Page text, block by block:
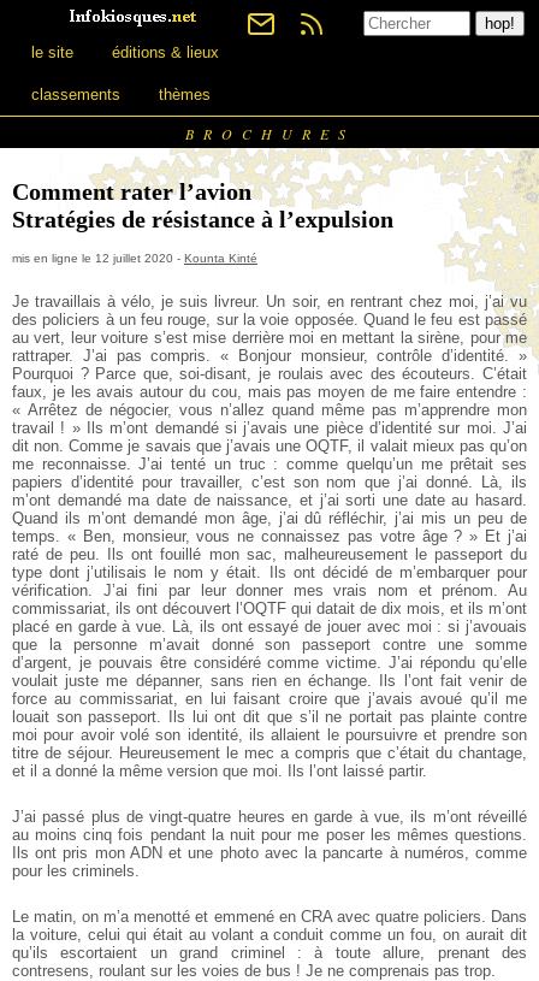
le site éditions & lieux
classements thèmes
BROCHURES
Comment rater l’avion
Stratégies de résistance à l’expulsion
mis en ligne le 12 juillet 2020 - Kounta Kinté
Je travaillais à vélo, je suis livreur. Un soir, en rentrant chez moi, j’ai vu
des policiers à un feu rouge, sur la voie opposée. Quand le feu est passé
au vert, leur voiture s’est mise derrière moi en mettant la sirène, pour me
rattraper. J’ai pas compris. « Bonjour monsieur, contrôle d’identité. »
Pourquoi ? Parce que, soi-disant, je roulais avec des écouteurs. C’était
faux, je les avais autour du cou, mais pas moyen de me faire entendre :
« Arrêtez de négocier, vous n’allez quand même pas m’apprendre mon
travail ! » Ils m’ont demandé si j’avais une pièce d’identité sur moi. J’ai
dit non. Comme je savais que j’avais une OQTF, il valait mieux pas qu’on
me reconnaisse. J’ai tenté un truc : comme quelqu’un me prêtait ses
papiers d’identité pour travailler, c’est son nom que j’ai donné. Là, ils
m’ont demandé ma date de naissance, et j’ai sorti une date au hasard.
Quand ils m’ont demandé mon âge, j’ai dû réfléchir, j’ai mis un peu de
temps. « Ben, monsieur, vous ne connaissez pas votre âge ? » Et j’ai
raté de peu. Ils ont fouillé mon sac, malheureusement le passeport du
type dont j’utilisais le nom y était. Ils ont décidé de m’embarquer pour
vérification. J’ai fini par leur donner mes vrais nom et prénom. Au
commissariat, ils ont découvert l’OQTF qui datait de dix mois, et ils m’ont
placé en garde à vue. Là, ils ont essayé de jouer avec moi : si j’avouais
que la personne m’avait donné son passeport contre une somme
d’argent, je pouvais être considéré comme victime. J’ai répondu qu’elle
voulait juste me dépanner, sans rien en échange. Ils l’ont fait venir de
force au commissariat, en lui faisant croire que j’avais avoué qu’il me
louait son passeport. Ils lui ont dit que s’il ne portait pas plainte contre
moi pour avoir volé son identité, ils allaient le poursuivre et prendre son
titre de séjour. Heureusement le mec a compris que c’était du chantage,
et il a donné la même version que moi. Ils l’ont laissé partir.
J’ai passé plus de vingt-quatre heures en garde à vue, ils m’ont réveillé
au moins cinq fois pendant la nuit pour me poser les mêmes questions.
Ils ont pris mon ADN et une photo avec la pancarte à numéros, comme
pour les criminels.
Le matin, on m’a menotté et emmené en CRA avec quatre policiers. Dans
la voiture, celui qui était au volant a conduit comme un fou, on aurait dit
qu’ils escortaient un grand criminel : à toute allure, prenant des
contresens, roulant sur les voies de bus ! Je ne comprenais pas trop.